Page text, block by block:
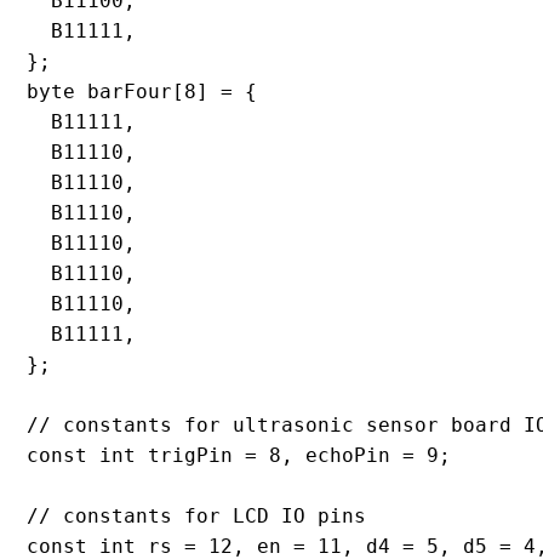
  B11111,
};
byte barFour[8] = {
  B11111,
  B11110,
  B11110,
  B11110,
  B11110,
  B11110,
  B11110,
  B11111,
};
// constants for ultrasonic sensor board
const int trigPin = 8, echoPin = 9;
// constants for LCD IO pins
const int rs = 12, en = 11, d4 = 5, d5 =